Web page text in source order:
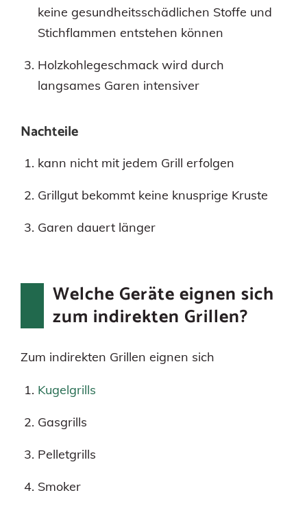
keine gesundheitsschädlichen Stoffe und
Stichflammen entstehen können
Holzkohlegeschmack wird durch
langsames Garen intensiver
Nachteile
kann nicht mit jedem Grill erfolgen
Grillgut bekommt keine knusprige Kruste
Garen dauert länger
Welche Geräte eignen sich
zum indirekten Grillen?
Zum indirekten Grillen eignen sich
Kugelgrills
Gasgrills
Pelletgrills
Smoker